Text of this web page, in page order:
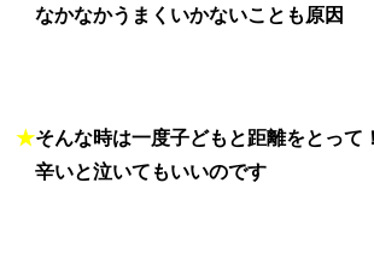
★なかなかうまくいかないことも原因
★そんな時は一度子どもと距離をとって！
★辛いと泣いてもいいのです